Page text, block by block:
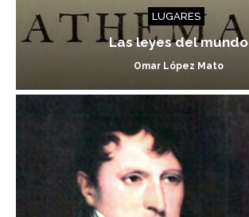
LUGARES
Las leyes del mundo
Omar López Mato